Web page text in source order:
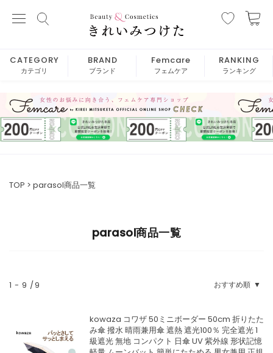
CATEGORY
カテゴリ
BRAND
ブランド
Femcare
フェムケア
RANKING
ランキング
TOP parasol商品一覧
parasol商品一覧
おすすめ順
1 - 9 9
kowaza コワザ 50ミニボーダー 50cm 折りたた
み傘 撥水 晴雨兼用傘 遮熱 遮光100％ 完全遮光 1
級遮光 無地 コンパクト 日傘 UV 紫外線 形状記憶